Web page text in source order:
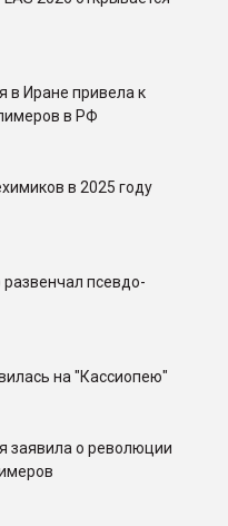
в Иране привела к
в РФ
в 2025 году
псевдо-
на "Кассиопею"
заявила о революции